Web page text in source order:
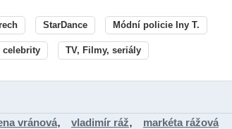
StarDance Módní policie Iny T.
celebrity TV, Filmy, seriály
vránová, vladimír ráž, markéta rážová